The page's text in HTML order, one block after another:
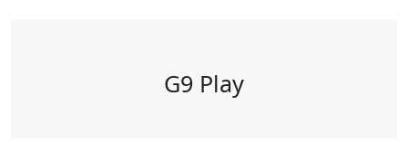
G9 Play